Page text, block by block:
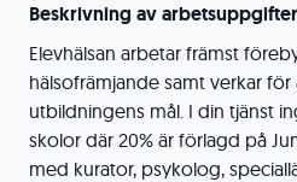
Beskrivning av arbetsuppgifter
Elevhälsan arbetar främst
hälsofrämjande samt verkar för
utbildningens mål. I din tjänst
skolor där 20% är förlagd på
med kurator, psykolog,